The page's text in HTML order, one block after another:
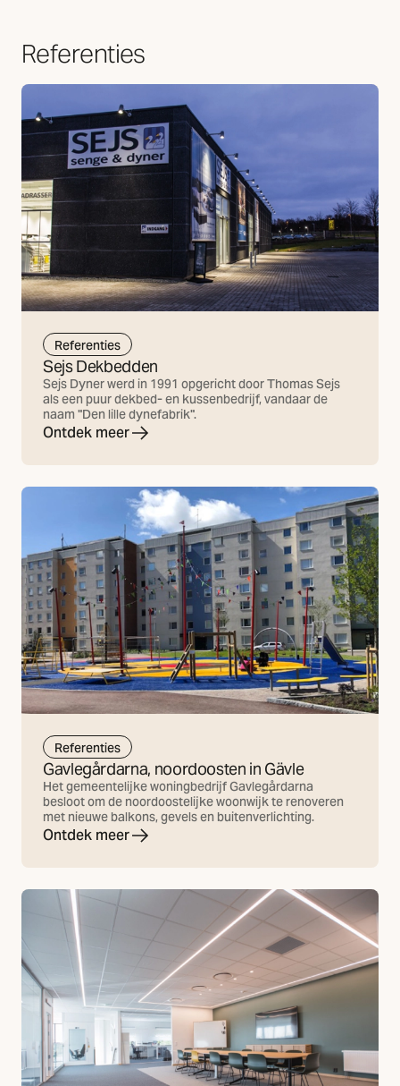
Referenties
Referenties
Sejs Dekbedden
Sejs Dyner werd in 1991 opgericht door Thomas Sejs
als een puur dekbed- en kussenbedrijf, vandaar de
naam "Den lille dynefabrik".
Ontdek meer
Referenties
Gavlegårdarna, noordoosten in Gävle
Het gemeentelijke woningbedrijf Gavlegårdarna
besloot om de noordoostelijke woonwijk te renoveren
met nieuwe balkons, gevels en buitenverlichting.
Ontdek meer